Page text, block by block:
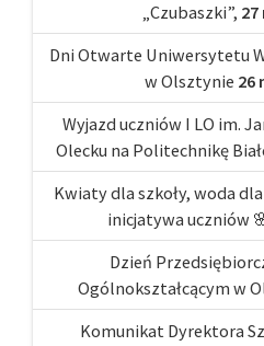
„Czubaszki”, 27
Dni Otwarte Uniwersytetu
w Olsztynie 26
Wyjazd uczniów I LO im.
Olecku na Politechnikę
Kwiaty dla szkoły, woda
inicjatywa uczniów
Dzień
Ogólnokształcącym w
Komunikat Dyrektora